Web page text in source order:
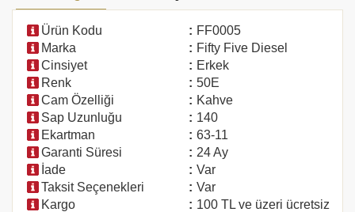
Ürün Kodu : FF0005
Marka
: Fifty Five Diesel
Cinsiyet
: Erkek
Renk
: 50E
Cam Özelliği
: Kahve
Sap Uzunluğu
: 140
Ekartman
: 63-11
Garanti Süresi
: 24 Ay
İade
: Var
Taksit Seçenekleri
: Var
Kargo
: 100 TL ve üzeri ücretsiz